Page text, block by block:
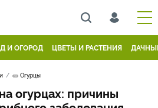
И ОГОРОД ЦВЕТЫ И РАСТЕНИЯ
🥒 Огурцы
огурцах: причины